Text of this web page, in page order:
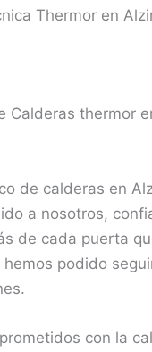
Thermor en
Calderas thermor
de calderas en
a nosotros,
de cada puerta
hemos podido
con la